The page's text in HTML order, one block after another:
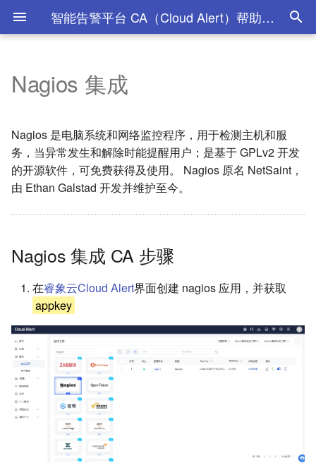
智能告警平台 CA（Cloud Alert）帮助文档 - 睿象云
产品简介
新手向导
触发测试告警
用户角色和权限
工作空间
通知组管理
分派策略
排班管理
自定义压缩
时间窗口智能降噪
Nagios 集成 CA 步骤
集成结果验证
集成后收不到告警排错方法
Nagios 与 CA 告警级别映射
关系
协作集成简介
钉钉
Slack
企微安全认证
云之家
Amazon Chime
Microsoft Teams
常见问题
语音短息资费说明
API令牌
告警操作
获取告警数据(推荐使用)
获取告警数据(旧)
获取告警数据
分派策略
修改分派策略
查看分派策略
查询告警标签
查询排班
查询协作
查询通知组
取消维护计划
2026年
2026年05月
2026年04月
2025年 2025年05月
2025年08月
2024年
2024年03月
2024年04月
2023年03月
2023年04月
2023年09月
2023年10月
2022年02月
2022年03月
2022年08月第一版
2022年08月第二版
Nagios 集成
Nagios 是电脑系统和网络监控程序，用于检测主机和服
务，当异常发生和解除时能提醒用户；是基于 GPLv2 开发
的开源软件，可免费获得及使用。 Nagios 原名 NetSaint，
由 Ethan Galstad 开发并维护至今。
Nagios 集成 CA 步骤
在睿象云Cloud Alert界面创建 nagios 应用，并获取
appkey